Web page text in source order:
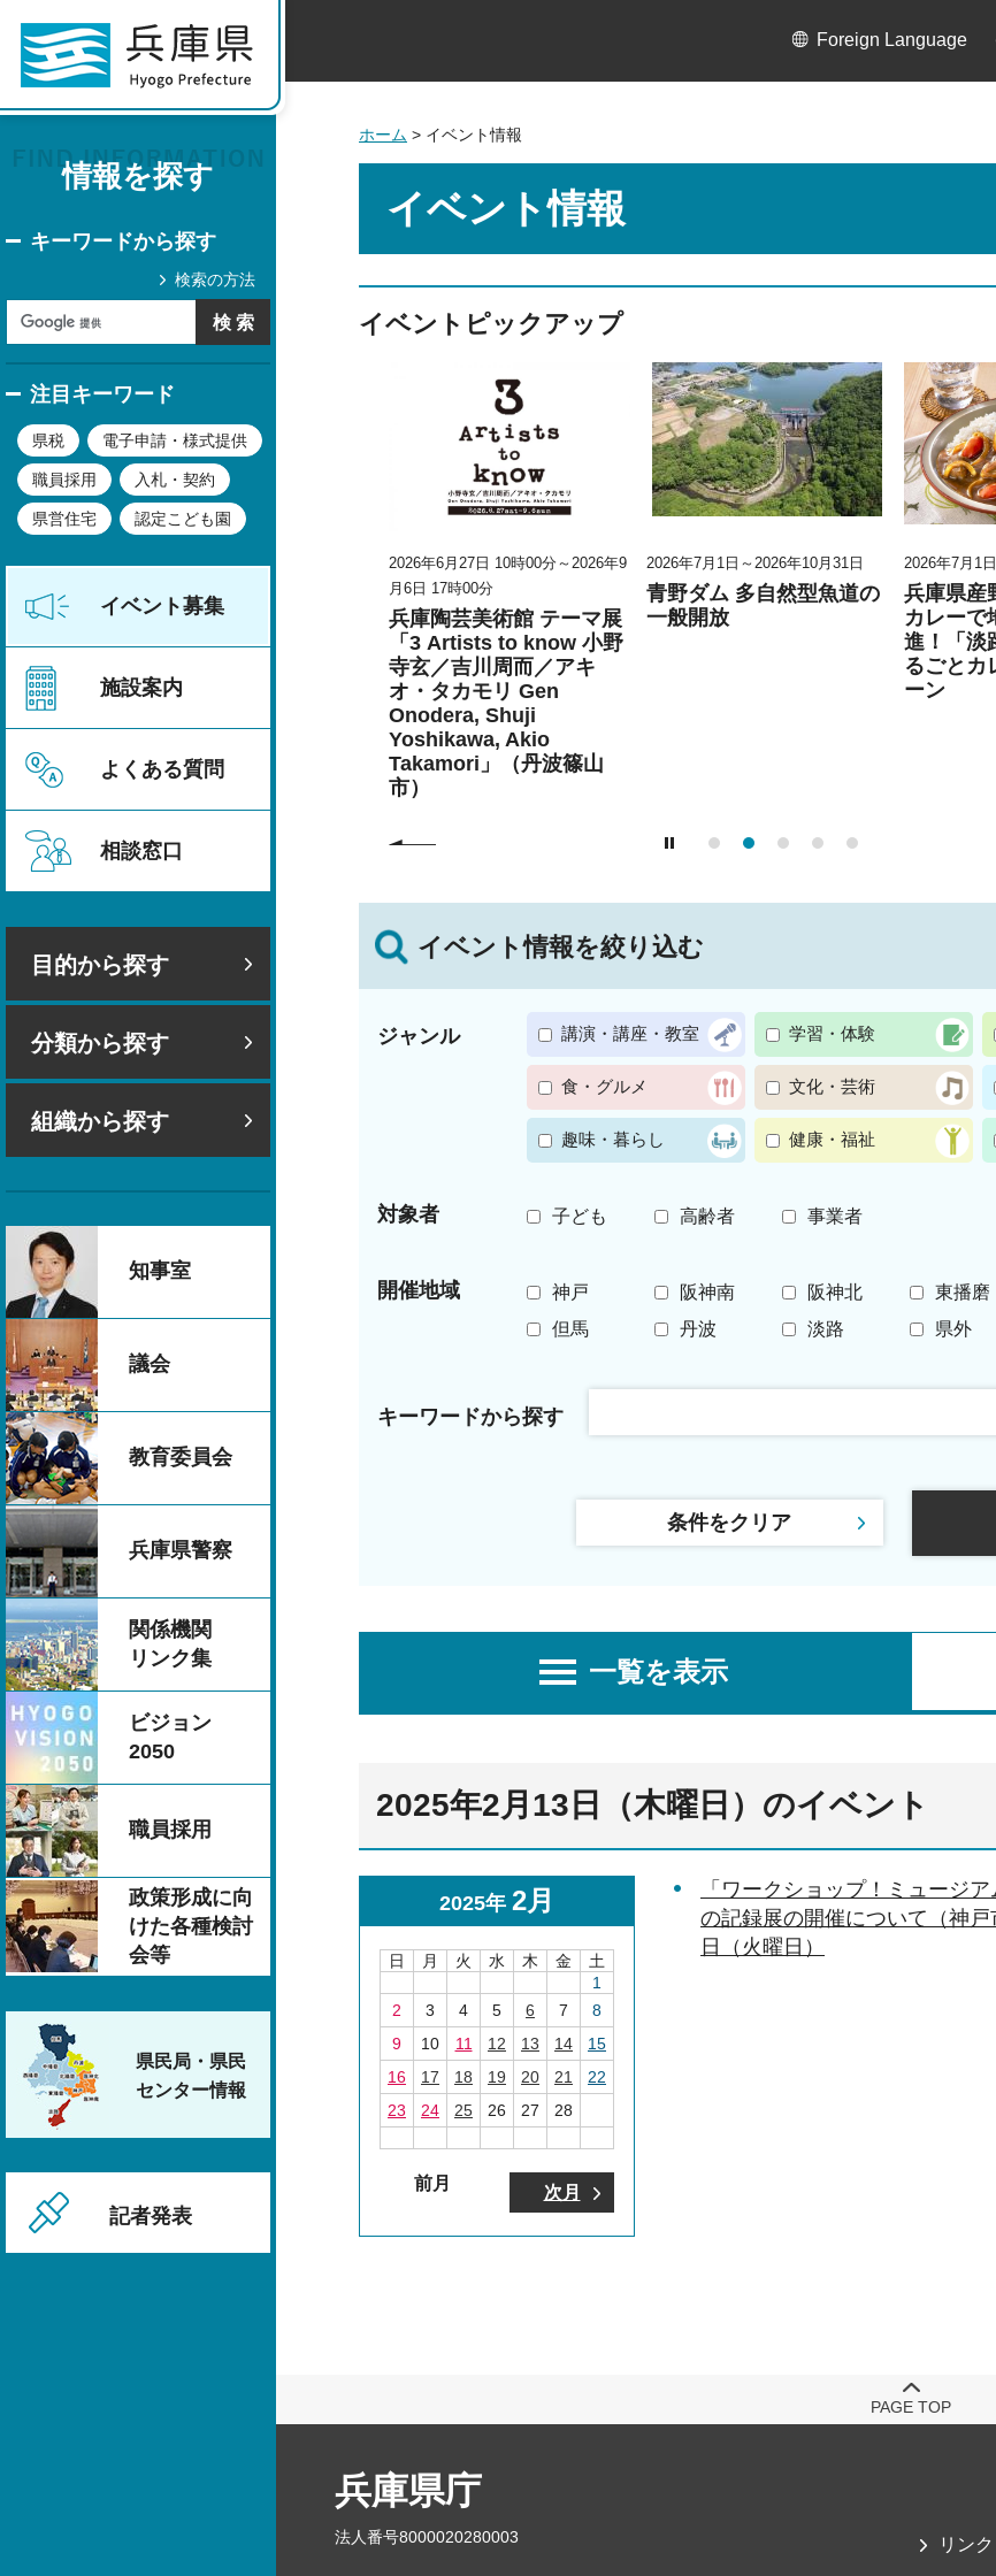
情報を探す
キーワードから探す
検索の方法
注目キーワード
県税 電子申請・様式提供
職員採用 入札・契約
県営住宅 認定こども園
イベント募集
施設案内
よくある質問
相談窓口
目的から探す
分類から探す
組織から探す
知事室
議会
教育委員会
兵庫県警察
関係機関
リンク集
ビジョン
2050
職員採用
政策形成に向
けた各種検討
会等
県民局・県民
センター情報
記者発表
Foreign Language
ホーム > イベント情報
イベント情報
イベントピックアップ
分～2026年8
ミナー
ンダー平
募集
2026年6月27日 10時00分～2026年9
兵庫陶芸美術館 特別展
こども学芸員とつくる
（丹波篠山市）
2026年6月27日 10時00分～2026年9
月6日 17時00分
兵庫陶芸美術館 テーマ展
「3 Artists to know 小野
寺玄／吉川周而／アキ
オ・タカモリ Gen
Onodera, Shuji
Yoshikawa, Akio
Takamori」（丹波篠山
市）
2026年7月1日～2026年10月31日
青野ダム 多自然型魚道の
一般開放
2026年7月1
兵庫県産
カレーで
進！「淡
るごとカ
ーン
イベント情報を絞り込む
ジャンル 講演・講座・教室 学習・体験
食・グルメ 文化・芸術
趣味・暮らし 健康・福祉
対象者 子ども 高齢者 事業者
開催地域 神戸 阪神南 阪神北 東播磨
但馬
丹波 淡路 県外
キーワードから探す
条件をクリア
一覧を表示
2025年2月13日（木曜日）のイベント
2025年 2月
日 月 火 水 木 金
土
1
2
3 4 5 6 7
8
9
10 11 12 13 14
15
16
17 18 19 20 21
22
23
24 25 26 27 28
前月 次月
「ワークショップ！ミュージ
の記録展の開催について（神
日（火曜日）
PAGE TOP
兵庫県庁
法人番号8000020280003 リン